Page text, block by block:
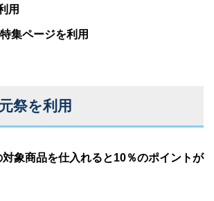
用
集ページを利用
祭を利用
象商品を仕入れると10％のポイントが